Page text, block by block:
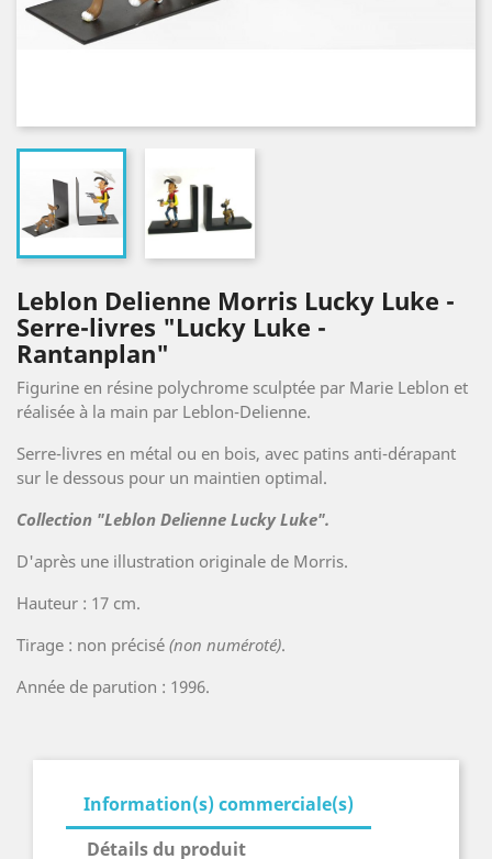
Leblon Delienne Morris Lucky Luke -
Serre-livres "Lucky Luke -
Rantanplan"
Figurine en résine polychrome sculptée par Marie Leblon et
réalisée à la main par Leblon-Delienne.
Serre-livres en métal ou en bois, avec patins anti-dérapant
sur le dessous pour un maintien optimal.
Collection "Leblon Delienne Lucky Luke".
D'après une illustration originale de Morris.
Hauteur : 17 cm.
Tirage : non précisé (non numéroté).
Année de parution : 1996.
Information(s) commerciale(s)
Détails du produit